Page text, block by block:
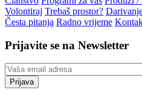
Volontiraj Trebaš prostor?
Česta pitanja Radno vrijeme
Prijavite se na Newsletter